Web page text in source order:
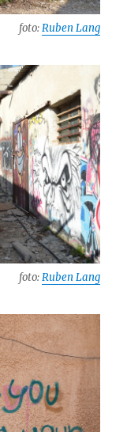
foto:Ruben Lang
foto:Ruben Lang